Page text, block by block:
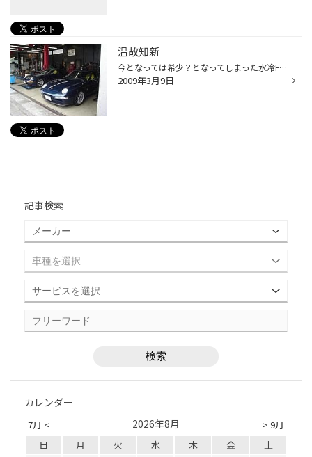
温故知新
今となっては希少？となってしまった水冷FR４発の９６８。 ポルシェといえば９１１の空冷RR６発のイメージが圧倒的に強いので、どうしても影に隠れがちではありますが。 これは４気等なのに３リッターなんですね。 こうして２台並ぶのも珍しいです（しかも同色） もっと希少？なMZ１０ソアラ。 新車...
2009年3月9日
記事検索
カレンダー
7月 < > 9月
2026年8月
日 月 火 水 木 金
土